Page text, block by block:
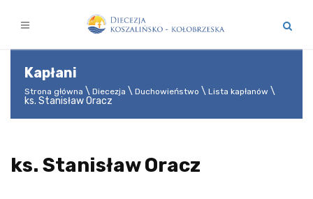
Kapłani
Strona główna Diecezja Duchowieństwo Lista kapłanów
ks. Stanisław Oracz
ks. Stanisław Oracz